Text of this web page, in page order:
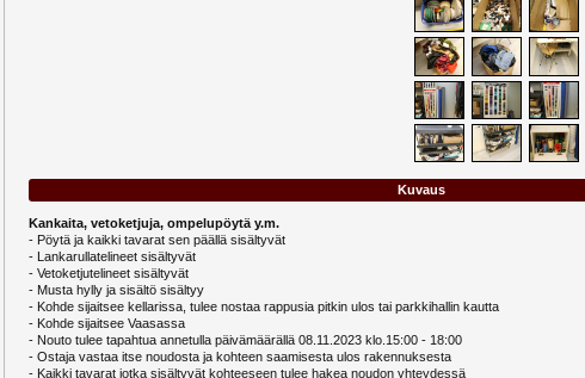
Kuvaus
Kankaita, vetoketjuja, ompelupöytä y.m.
- Pöytä ja kaikki tavarat sen päällä sisältyvät
- Lankarullatelineet sisältyvät
- Vetoketjutelineet sisältyvät
- Musta hylly ja sisältö sisältyy
- Kohde sijaitsee kellarissa, tulee nostaa rappusia pitkin ulos tai parkkihallin kautta
- Kohde sijaitsee Vaasassa
- Nouto tulee tapahtua annetulla päivämäärällä 08.11.2023 klo.15:00 - 18:00
- Ostaja vastaa itse noudosta ja kohteen saamisesta ulos rakennuksesta
- Kaikki tavarat jotka sisältyvät kohteeseen tulee hakea noudon yhteydessä